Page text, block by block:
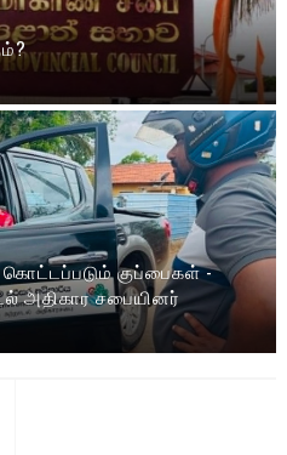
கொட்டப்படும் குப்பைகள் -
அதிகார சபையினர்